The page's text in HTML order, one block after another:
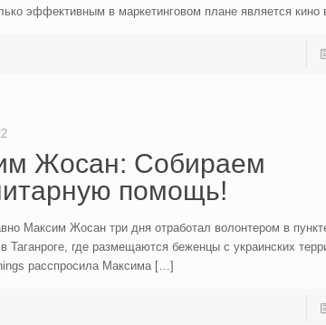
эффективным в маркетинговом плане является кино
Жосан: Собираем
помощь!
Максим Жосан три дня отработал волонтером в
Таганроге, где размещаются беженцы с украинских
расспросила Максима[…]